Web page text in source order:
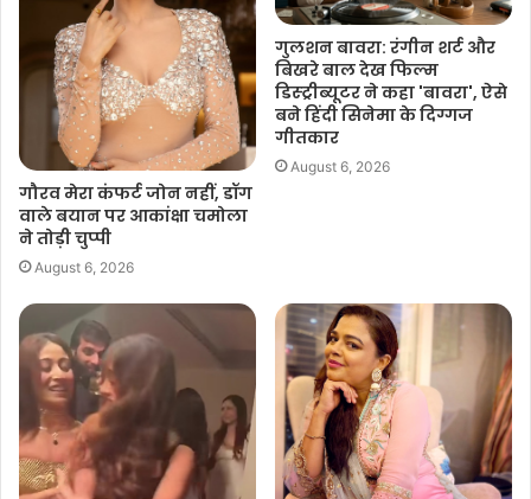
गौरव मेरा कंफर्ट जोन नहीं, डॉग
वाले बयान पर आकांक्षा चमोला
ने तोड़ी चुप्पी
August 6, 2026
गुलशन बावरा: रंगीन शर्ट और
बिखरे बाल देख फिल्म
डिस्ट्रीब्यूटर ने कहा 'बावरा', ऐसे
बने हिंदी सिनेमा के दिग्गज
गीतकार
August 6, 2026